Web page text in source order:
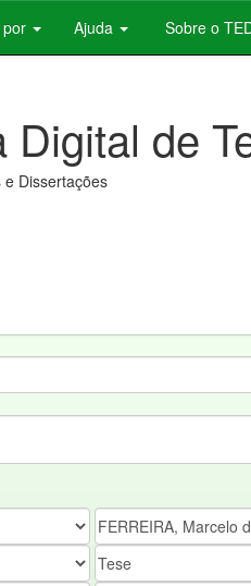
por Ajuda Sobre o
Digital de
e Dissertações